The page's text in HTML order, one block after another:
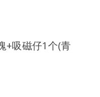
+吸磁仔1个(青